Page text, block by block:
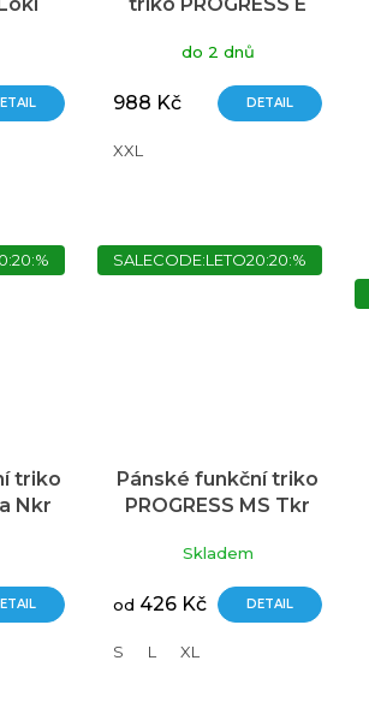
do 2 dnů
988 Kč DETAIL
XXL
triko
Nkr
SALECODE:LETO20:20:%
Pánské funkční triko
PROGRESS MS Tkr
Skladem
od 426 Kč DETAIL
S L XL